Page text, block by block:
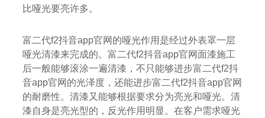
比哑光要亮许多。
富二代f2抖音app官网的哑光作用是经过外表罩一层
哑光清漆来完成的。富二代f2抖音app官网面漆施工
后一般能够滚涂一遍清漆，不只能够进步富二代f2抖
音app官网的光泽度，还能进步富二代f2抖音app官网
的耐磨性。清漆又能够根据要求分为亮光和哑光。清
漆自身是亮光型的，反光作用明显。在客户需求哑光